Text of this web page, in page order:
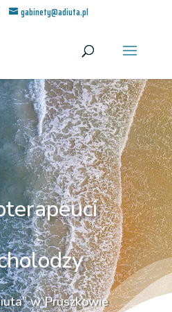
gabinety@adiuta.pl
w Pruszkowie